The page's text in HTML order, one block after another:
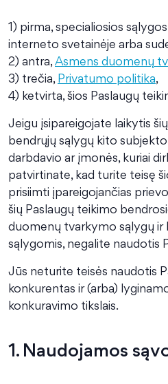
1) pirma, specialiosios
interneto svetainėje arba
2) antra,Asmens duomenų
3) trečia, Privatumo politika,
4) ketvirta, šios Paslaugų
Jeigu įsipareigojate laikytis
bendrųjų sąlygų kito
darbdavio ar įmonės, kuriai
patvirtinate, kad turite teisę
prisiimti įpareigojančias
šių Paslaugų teikimo
duomenų tvarkymo sąlygų ir
sąlygomis, negalite naudotis
Jūs neturite teisės naudotis
konkurentas ir (arba)
konkuravimo tikslais.
1. Naudojamos